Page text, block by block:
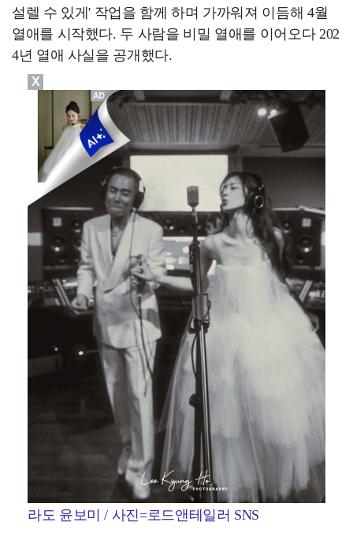
설렐 수 있게' 작업을 함께 하며 가까워져 이듬해 4월
열애를 시작했다. 두 사람을 비밀 열애를 이어오다 202
4년 열애 사실을 공개했다.
라도 윤보미 / 사진=로드앤테일러 SNS
X